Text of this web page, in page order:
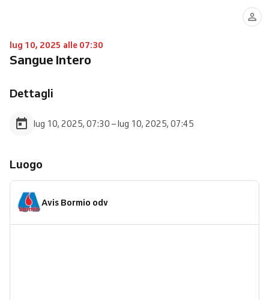
lug 10, 2025 alle 07:30
Sangue Intero
Dettagli
lug 10, 2025, 07:30 – lug 10, 2025, 07:45
Luogo
Avis Bormio odv